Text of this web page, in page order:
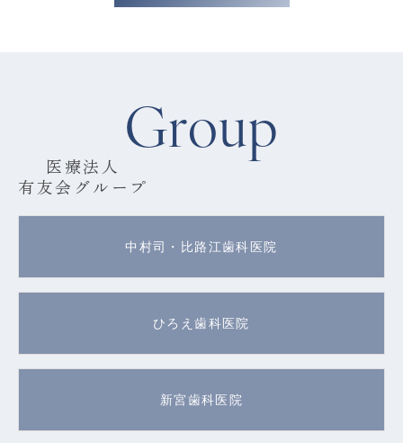
Group
医療法人
有友会グループ
中村司・比路江歯科医院
ひろえ歯科医院
新宮歯科医院